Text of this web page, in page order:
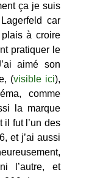
ça je suis
car
à croire
pratiquer le
aimé son
(visible ici),
comme
la marque
fut l’un des
et j’ai aussi
l’autre, et